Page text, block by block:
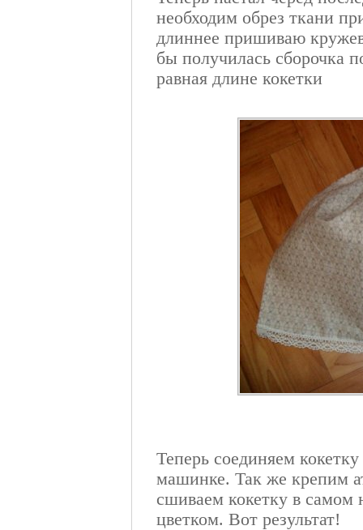
необходим обрез ткани
длиннее пришиваю
бы получилась сборочка
равная длине кокетки
Теперь соединяем
машинке. Так же крепим
сшиваем кокетку в самом
цветком. Вот результат!